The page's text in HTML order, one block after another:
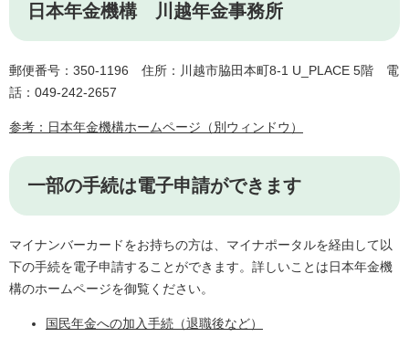
日本年金機構 川越年金事務所
郵便番号：350-1196 住所：川越市脇田本町8-1 U_PLACE 5階 電
話：049-242-2657
参考：日本年金機構ホームページ（別ウィンドウ）
一部の手続は電子申請ができます
マイナンバーカードをお持ちの方は、マイナポータルを経由して以
下の手続を電子申請することができます。詳しいことは日本年金機
構のホームページを御覧ください。
国民年金への加入手続（退職後など）